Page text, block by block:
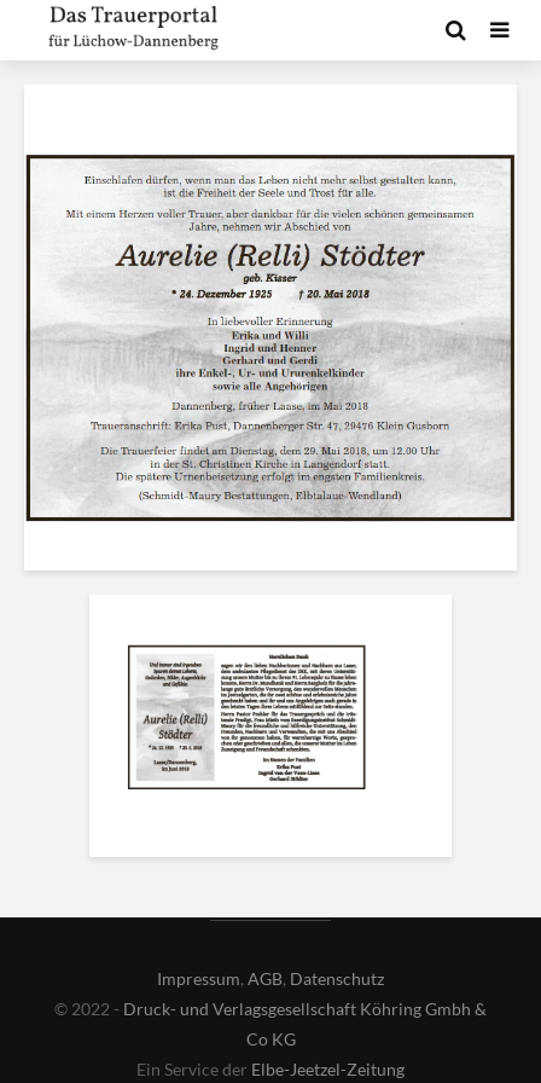
Impressum, AGB, Datenschutz
© 2022 - Druck- und Verlagsgesellschaft Köhring Gmbh &
Co KG
Ein Service der Elbe-Jeetzel-Zeitung